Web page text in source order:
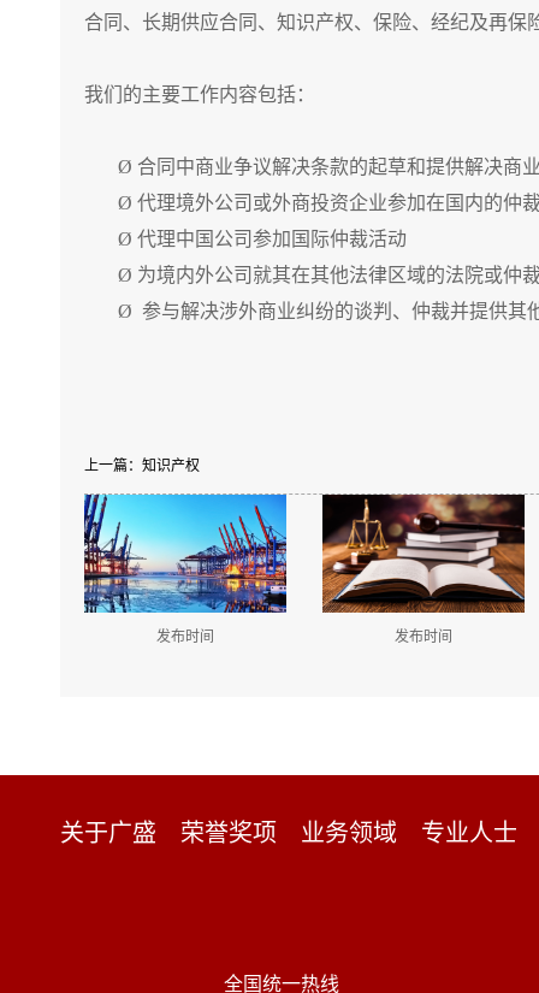
合同、长期供应合同、知识产权、保险、经纪及再保
我们的主要工作内容包括：
Ø 合同中商业争议解决条款的起草和提供解决商
Ø 代理境外公司或外商投资企业参加在国内的仲
Ø 代理中国公司参加国际仲裁活动
Ø 为境内外公司就其在其他法律区域的法院或仲
Ø 参与解决涉外商业纠纷的谈判、仲裁并提供其
上一篇：知识产权
发布时间 发布时间
关于广盛 荣誉奖项 业务领域 专业人士
全国统一热线